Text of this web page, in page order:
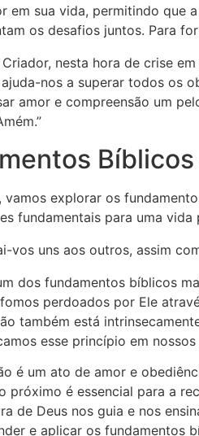
em sua vida, permitindo que
os desafios juntos. Para
Criador, nesta hora de crise
nos a superar todos os
amor e compreensão um
vamos explorar os
fundamentais para uma
vos uns aos outros, assim
dos fundamentos bíblicos
perdoados por Ele
também está
esse princípio em
é um ato de amor e
próximo é essencial para a
de Deus nos guia e nos
e aplicar os fundamentos